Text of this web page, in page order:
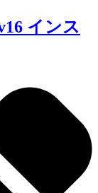
インス